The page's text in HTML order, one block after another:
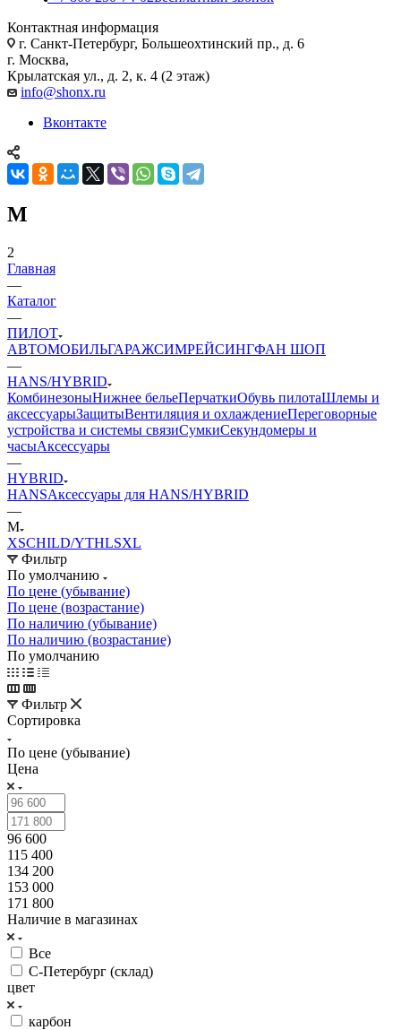
Контактная информация
г. Санкт-Петербург, Большеохтинский пр., д. 6
г. Москва,
Крылатская ул., д. 2, к. 4 (2 этаж)
info@shonx.ru
Вконтакте
M
2
Главная
—
Каталог
—
ПИЛОТ
АВТОМОБИЛЬГАРАЖСИМРЕЙСИНГФАН ШОП
—
HANS/HYBRID
КомбинезоныНижнее бельеПерчаткиОбувь пилотаШлемы и
аксессуарыЗащитыВентиляция и охлаждениеПереговорные
устройства и системы связиСумкиСекундомеры и
часыАксессуары
—
HYBRID
HANSАксессуары для HANS/HYBRID
—
M
XSCHILD/YTHLSXL
Фильтр
По умолчанию
По цене (убывание)
По цене (возрастание)
По наличию (убывание)
По наличию (возрастание)
По умолчанию
Фильтр
Сортировка
По цене (убывание)
Цена
96 600
115 400
134 200
153 000
171 800
Наличие в магазинах
Все
С-Петербург (склад)
цвет
карбон